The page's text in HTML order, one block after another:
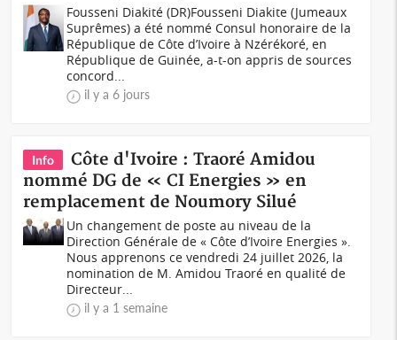
Fousseni Diakité (DR)Fousseni Diakite (Jumeaux
Suprêmes) a été nommé Consul honoraire de la
République de Côte d’Ivoire à Nzérékoré, en
République de Guinée, a-t-on appris de sources
concord...
il y a 6 jours
Info
Côte d'Ivoire : Traoré Amidou
nommé DG de « CI Energies » en
remplacement de Noumory Silué
Un changement de poste au niveau de la
Direction Générale de « Côte d’Ivoire Energies ».
Nous apprenons ce vendredi 24 juillet 2026, la
nomination de M. Amidou Traoré en qualité de
Directeur...
il y a 1 semaine